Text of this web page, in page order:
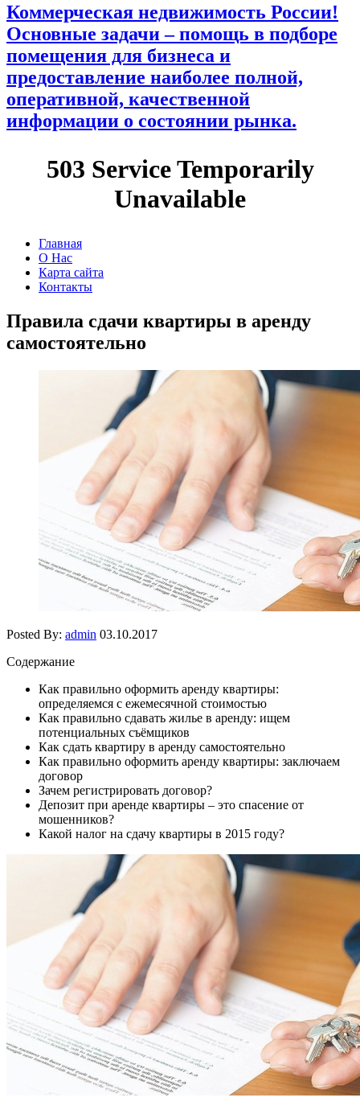
Коммерческая недвижимость России!
Основные задачи – помощь в подборе
помещения для бизнеса и
предоставление наиболее полной,
оперативной, качественной
информации о состоянии рынка.
Главная
О Нас
Карта сайта
Контакты
Правила сдачи квартиры в аренду
самостоятельно
Posted By: admin 03.10.2017
Содержание
Как правильно оформить аренду квартиры:
определяемся с ежемесячной стоимостью
Как правильно сдавать жилье в аренду: ищем
потенциальных съёмщиков
Как сдать квартиру в аренду самостоятельно
Как правильно оформить аренду квартиры: заключаем
договор
Зачем регистрировать договор?
Депозит при аренде квартиры – это спасение от
мошенников?
Какой налог на сдачу квартиры в 2015 году?